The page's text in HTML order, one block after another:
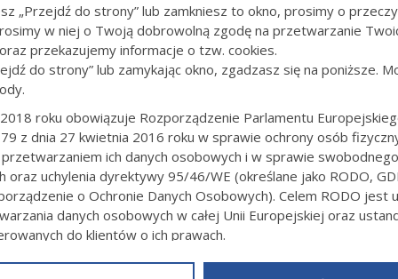
społeczne - planowanie przestrzenne/ OBWIESZCZENIE PREZYDENTA
PREZYDENTA MIASTA
Redakcja tarnow.pl
konsultacji społecznych projektu miejscowego planu
w rejonie ulic Sosnowej, Krzyskiej i Traktorowej – „Krzyż –
na środowisko.
art. 17 pkt 11 ustawy z dnia 27 marca 2003 r. o planowaniu i
poz. 1130 z późn. zm.), art. 54 ust. 2 i 3 ustawy z dnia 3
„Przejdź do strony” lub zamkniesz to okno, prosimy o
w niej o Twoją dobrowolną zgodę na przetwarzanie
przekazujemy informacje o tzw. cookies.
do strony” lub zamykając okno, zgadzasz się na poniższe.
roku obowiązuje Rozporządzenie Parlamentu
z dnia 27 kwietnia 2016 roku w sprawie ochrony osób
ich danych osobowych i w sprawie
oraz uchylenia dyrektywy 95/46/WE (określane jako RODO,
o Ochronie Danych Osobowych). Celem RODO jest
danych osobowych w całej Unii Europejskiej oraz
do klientów o ich prawach.
powyższym, w zakładceRODOna stroniehttps://